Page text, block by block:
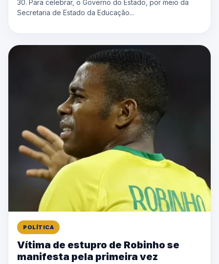
30. Para celebrar, o Governo do Estado, por meio da
Secretaria de Estado da Educação...
POLÍTICA
Vítima de estupro de Robinho se
manifesta pela primeira vez